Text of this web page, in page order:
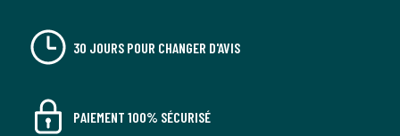
30 JOURS POUR CHANGER D'AVIS
PAIEMENT 100% SÉCURISÉ